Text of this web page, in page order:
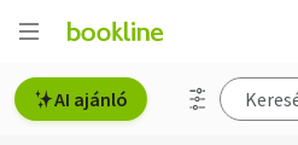
AI ajánló